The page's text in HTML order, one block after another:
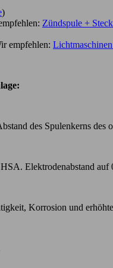
)
Zündspule +
empfehlen:
des Spulenkerns des
Elektrodenabstand auf
Korrosion und